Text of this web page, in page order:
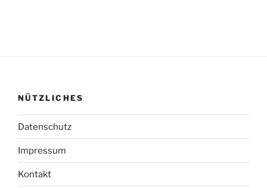
NÜTZLICHES
Datenschutz
Impressum
Kontakt